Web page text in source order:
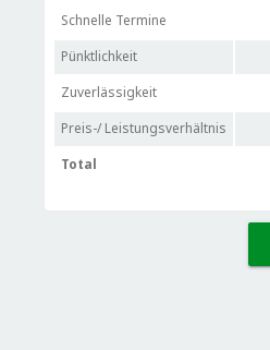
Schnelle Termine
Pünktlichkeit
Zuverlässigkeit
Preis-/ Leistungsverhältnis
Total